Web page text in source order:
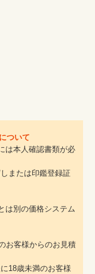
ついて
は本人確認書類が必
または印鑑登録証
は別の価格システム
お客様からのお見積
18歳未満のお客様